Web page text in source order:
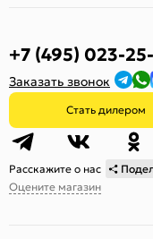
+7 (495) 023-
Заказать звонок
Стать дилером
Расскажите о нас
Оцените магазин